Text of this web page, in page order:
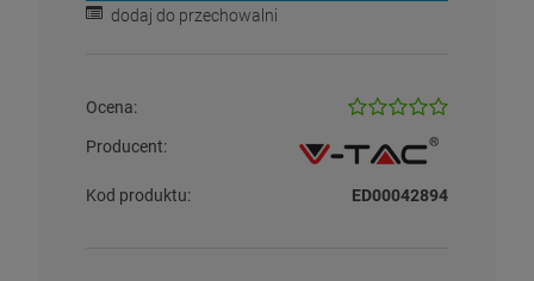
dodaj do przechowalni
Ocena:
Producent:
Kod produktu: ED00042894